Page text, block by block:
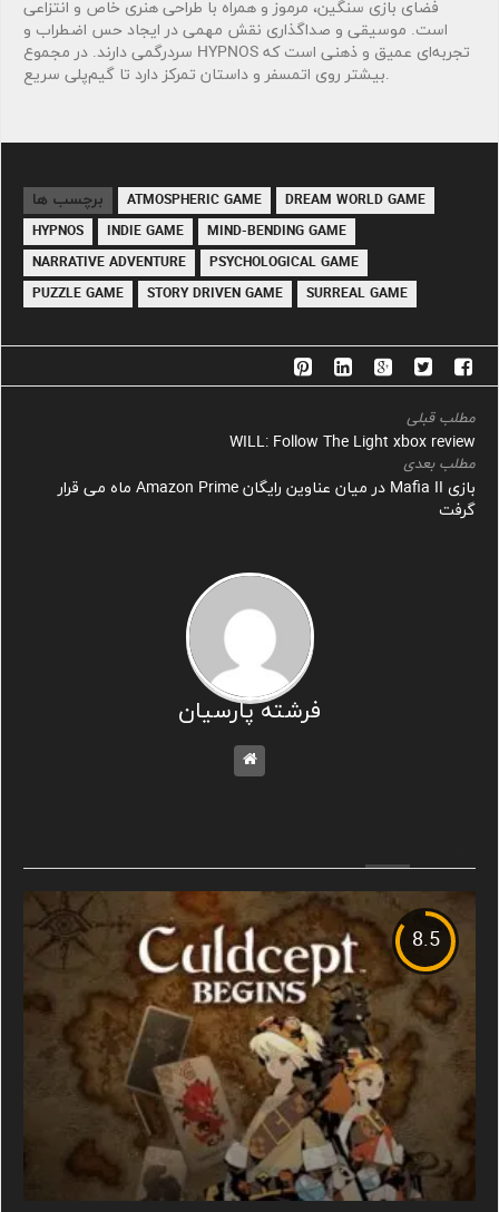
فضای بازی سنگین، مرموز و همراه با طراحی هنری خاص و انتزاعی
است. موسیقی و صداگذاری نقش مهمی در ایجاد حس اضطراب و
سردرگمی دارند. در مجموع HYPNOS تجربه‌ای عمیق و ذهنی است که
بیشتر روی اتمسفر و داستان تمرکز دارد تا گیم‌پلی سریع.
برچسب ها ATMOSPHERIC GAME
DREAM WORLD GAME
HYPNOS
INDIE GAME
MIND-BENDING GAME
NARRATIVE ADVENTURE
PSYCHOLOGICAL GAME
PUZZLE GAME
STORY DRIVEN GAME SURREAL GAME
مطلب قبلی
WILL: Follow The Light xbox review
مطلب بعدی
بازی Mafia II در میان عناوین رایگان Amazon Prime ماه می قرار
گرفت
فرشته پارسیان
8.5